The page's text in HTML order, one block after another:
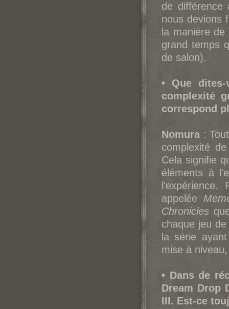
de différence
nous devions
la manière
grand temps
de salon).
• Que
complexité
correspond
Nomura :
complexité
Cela signifie
éléments à
l'expérience.
appelée
Chronicles
chaque jeu
la série
mise à
• Dans de
Dream Drop
III. Est-ce